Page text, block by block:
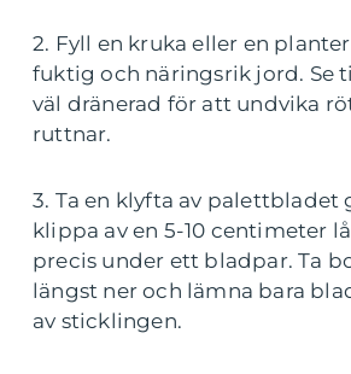
2. Fyll en kruka eller en
fuktig och näringsrik jord. Se
väl dränerad för att undvika
ruttnar.
3. Ta en klyfta av palettbladet
klippa av en 5-10 centimeter
precis under ett bladpar. Ta
längst ner och lämna bara
av sticklingen.